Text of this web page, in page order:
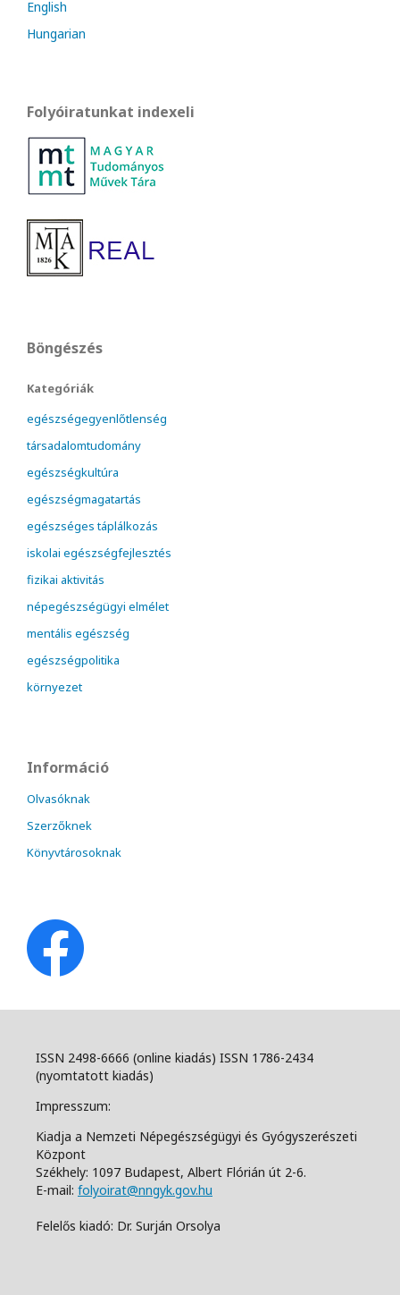
English
Hungarian
Folyóiratunkat indexeli
Böngészés
Kategóriák
egészségegyenlőtlenség
társadalomtudomány
egészségkultúra
egészségmagatartás
egészséges táplálkozás
iskolai egészségfejlesztés
fizikai aktivitás
népegészségügyi elmélet
mentális egészség
egészségpolitika
környezet
Információ
Olvasóknak
Szerzőknek
Könyvtárosoknak
ISSN 2498-6666 (online kiadás) ISSN 1786-2434
(nyomtatott kiadás)
Impresszum:
Kiadja a Nemzeti Népegészségügyi és Gyógyszerészeti
Központ
Székhely: 1097 Budapest, Albert Flórián út 2-6.
E-mail: folyoirat@nngyk.gov.hu
Felelős kiadó: Dr. Surján Orsolya